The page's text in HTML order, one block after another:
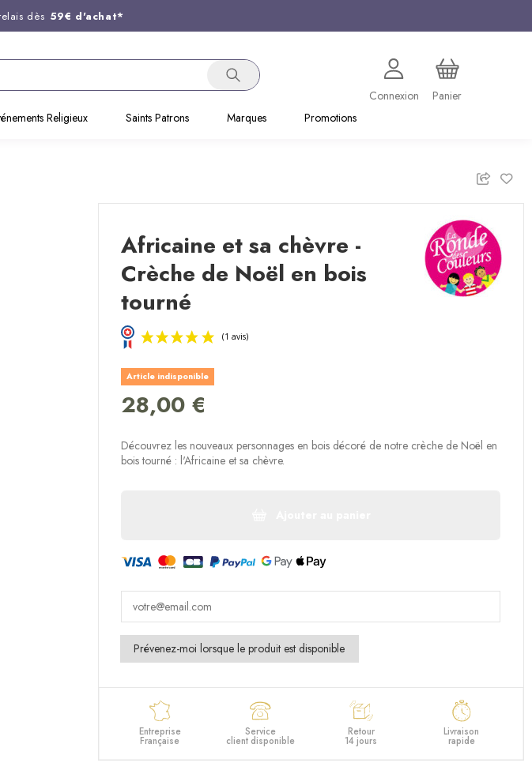
dès 59€ d'achat*
le jour même !
Connexion
Panier
Religieux Saints Patrons Marques Promotions
Africaine et sa chèvre -
Crèche de Noël en bois
tourné
Article indisponible
28,00 €
Découvrez les nouveaux personnages en bois décoré de notre crèche de Noël en
bois tourné : l'Africaine et sa chèvre.
Entreprise
Française
Service
client disponible
Retour
14 jours
Livraison
rapide